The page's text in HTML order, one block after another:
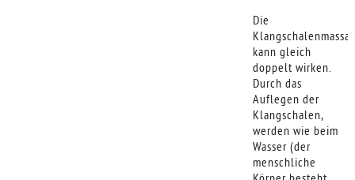
Die
kann gleich
doppelt wirken.
Durch das
Auflegen der
Klangschalen,
werden wie beim
Wasser (der
menschliche